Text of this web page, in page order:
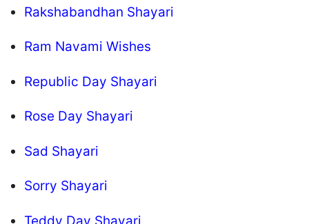
Rakshabandhan Shayari
Ram Navami Wishes
Republic Day Shayari
Rose Day Shayari
Sad Shayari
Sorry Shayari
Teddy Day Shayari